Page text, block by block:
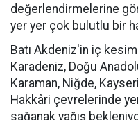
değerlendirmelerine
yer yer çok bulutlu bir
Batı Akdeniz'in iç
Karadeniz, Doğu
Karaman, Niğde,
Hakkâri çevrelerinde
sağanak yağış